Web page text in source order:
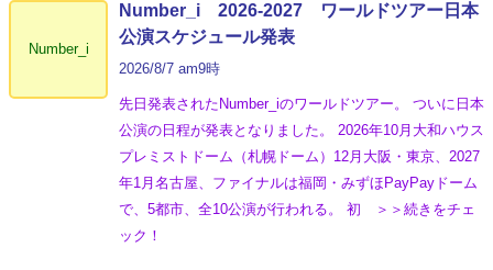
Number_i
Number_i 2026‐2027 ワールドツアー日本
公演スケジュール発表
2026/8/7 am9時
先日発表されたNumber_iのワールドツアー。 ついに日本
公演の日程が発表となりました。 2026年10月大和ハウス
プレミストドーム（札幌ドーム）12月大阪・東京、2027
年1月名古屋、ファイナルは福岡・みずほPayPayドーム
で、5都市、全10公演が行われる。 初 ＞＞続きをチェ
ック！